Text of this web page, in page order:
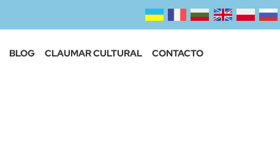
BLOG CLAUMAR CULTURAL CONTACTO